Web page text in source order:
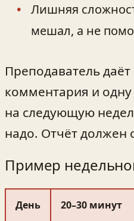
Лишняя
мешал, а не
Преподаватель
комментария и
на следующую
надо. Отчёт должен
Пример
День 20–30 минут